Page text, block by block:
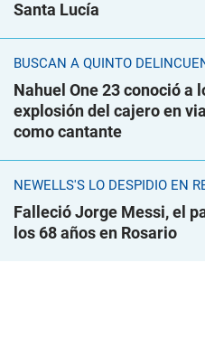
Santa Lucía
BUSCAN A QUINTO
Nahuel One 23 conoció a
explosión del cajero en
como cantante
NEWELLS'S LO DESPIDIÓ EN
Falleció Jorge Messi, el
los 68 años en Rosario